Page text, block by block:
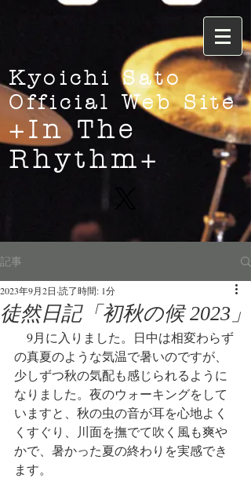
Kyoichi Sato
Official Web Site
+In The
Rhythm+
記事
徒然日記「初秋の候 2023」
2023年9月2日 読了時間: 1分
9月に入りました。日中は相変わらず
の真夏のような気温で暑いのですが、
少しずつ秋の気配も感じられるように
なりました。夜のウォーキングをして
いますと、秋の虫の音が耳を心地よく
くすぐり、川面を撫でて吹く風も爽や
かで、暑かった夏の終わりを実感でき
ます。